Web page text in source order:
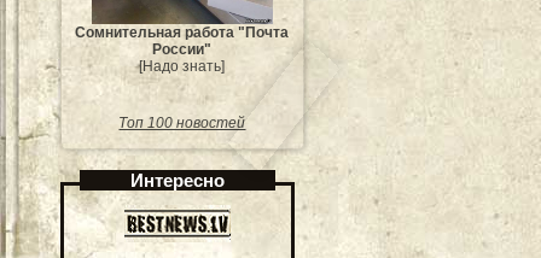
Сомнительная работа "Почта
России"
[Надо знать]
Топ 100 новостей
Интересно